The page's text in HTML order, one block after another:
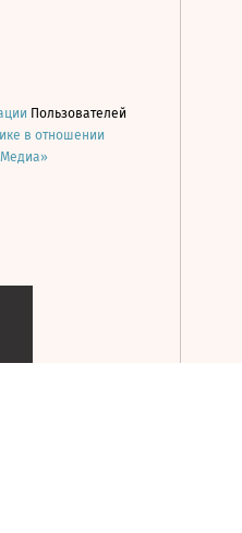
Пользователей
в отношении